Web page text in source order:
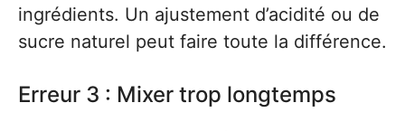
ingrédients. Un ajustement d’acidité ou de
sucre naturel peut faire toute la différence.
Erreur 3 : Mixer trop longtemps